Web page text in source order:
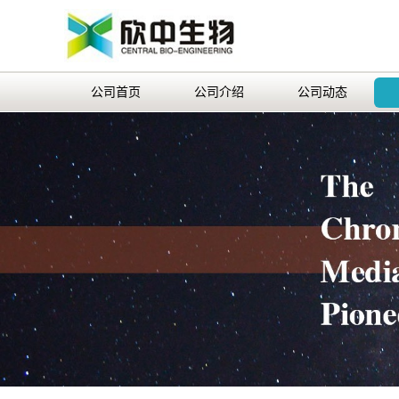
公司首页 公司介绍 公司动态